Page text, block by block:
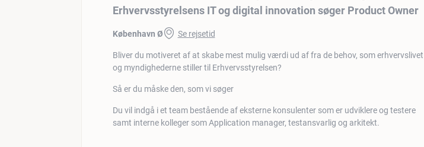
Erhvervsstyrelsens IT og digital innovation søger Product Owner
København Ø Se rejsetid
Bliver du motiveret af at skabe mest mulig værdi ud af fra de behov, som erhvervslivet
og myndighederne stiller til Erhvervsstyrelsen?
Så er du måske den, som vi søger
Du vil indgå i et team bestående af eksterne konsulenter som er udviklere og testere
samt interne kolleger som Application manager, testansvarlig og arkitekt.